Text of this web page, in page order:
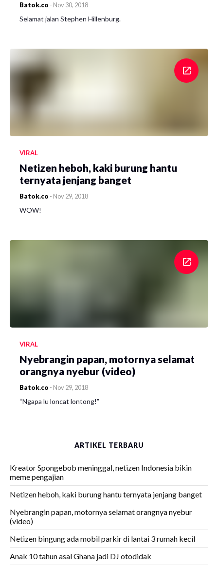
Batok.co - Nov 30, 2018
Selamat jalan Stephen Hillenburg.
VIRAL
Netizen heboh, kaki burung hantu
ternyata jenjang banget
Batok.co - Nov 29, 2018
WOW!
VIRAL
Nyebrangin papan, motornya selamat
orangnya nyebur (video)
Batok.co - Nov 29, 2018
“Ngapa lu loncat lontong!”
ARTIKEL TERBARU
Kreator Spongebob meninggal, netizen Indonesia bikin
meme pengajian
Netizen heboh, kaki burung hantu ternyata jenjang banget
Nyebrangin papan, motornya selamat orangnya nyebur
(video)
Netizen bingung ada mobil parkir di lantai 3 rumah kecil
Anak 10 tahun asal Ghana jadi DJ otodidak